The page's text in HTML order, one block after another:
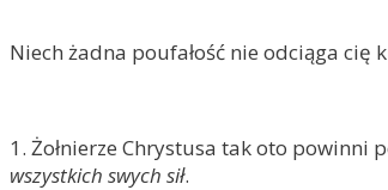
Niech żadna poufałość nie odciąga cię
1. Żołnierze Chrystusa tak oto
wszystkich swych sił.